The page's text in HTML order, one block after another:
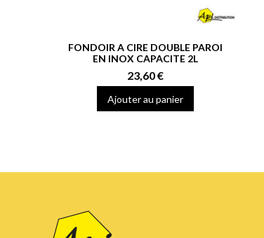
FONDOIR A CIRE DOUBLE PAROI
EN INOX CAPACITE 2L
23,60 €
Ajouter au panier